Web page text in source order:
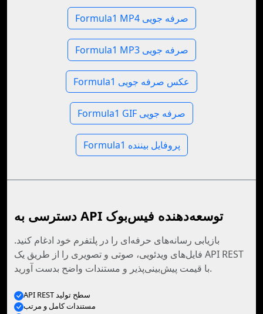
Formula1 MP4 صرفه جویی
Formula1 MP3 صرفه جویی
Formula1 عکس صرفه جویی
Formula1 GIF صرفه جویی
Formula1 پروفایل بیننده
دسترسی به API توسعه‌دهنده فیس‌بوک
بازیابی رسانه‌های حرفه‌ای را در پلتفرم خود ادغام کنید.
فایل‌های ویدئویی، صوتی و تصویری را از طریق یک API REST
با قیمت پیش‌بینی‌پذیر و مستندات واضح بدست آورید.
API REST سطح تولید
مستندات کامل و مرتب